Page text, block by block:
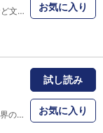
16世紀初頭・フィレンツェ。芸術など文化活動が花開いたルネサンス発祥の地。 そんな活気あふれる華やかなる時代に、貴族家生まれのアルテが画家工房への弟子入りを志願する。 女性がひとりで生きて行くことに理解のなかった時代、様々な困難がアルテを待ち受ける。
お気に入り
「禍野」より出でて人に仇なす異世界の化け物ケガレ。中学生の少年・焔魔堂ろくろは、ケガレを祓い清める最強の陰陽師をかつて目指していたが、ある事件を機に陰陽師になることを拒んでいた。そんな彼の前に運命の少女・化野紅緒が空から突然降ってきて…!?
試し読み
お気に入り